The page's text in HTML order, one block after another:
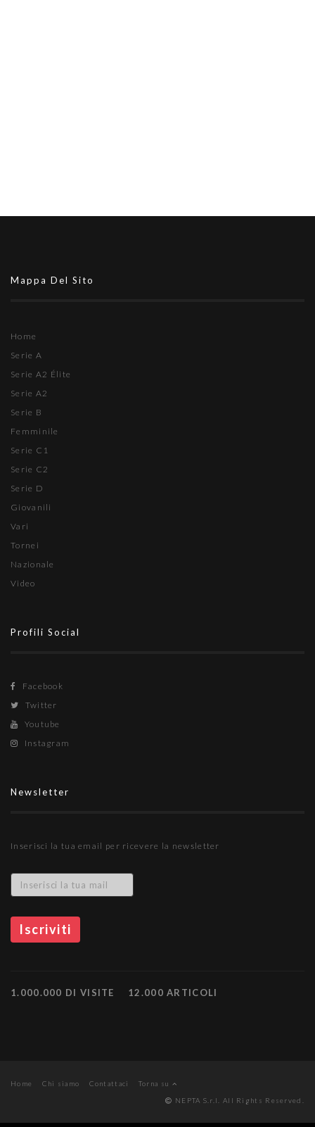
Mappa Del Sito
Home
Serie A
Serie A2 Élite
Serie A2
Serie B
Femminile
Serie C1
Serie C2
Serie D
Giovanili
Vari
Tornei
Nazionale
Video
Profili Social
Facebook
Twitter
Youtube
Instagram
Newsletter
Inserisci la tua email per ricevere la newsletter
1.000.000 DI VISITE 12.000 ARTICOLI
Home Chi siamo Contattaci
Torna su
NEPTA S.r.l. All Rights Reserved.